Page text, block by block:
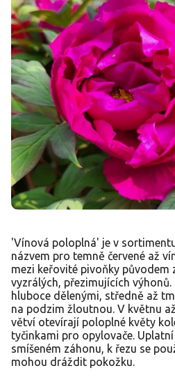
'Vínová poloplná' je v
názvem pro temně červené až
mezi keřovité pivoňky původem
vyzrálých, přezimujících
hluboce dělenými, středně až
na podzim žloutnou. V květnu
větví otevírají poloplné květy
tyčinkami pro opylovače.
smíšeném záhonu, k řezu se
mohou dráždit pokožku.